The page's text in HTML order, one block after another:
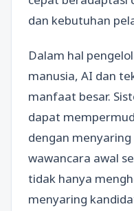
dan kebutuhan
Dalam hal
manusia, AI dan
manfaat besar.
dapat
dengan menyaring
wawancara awal
tidak hanya
menyaring